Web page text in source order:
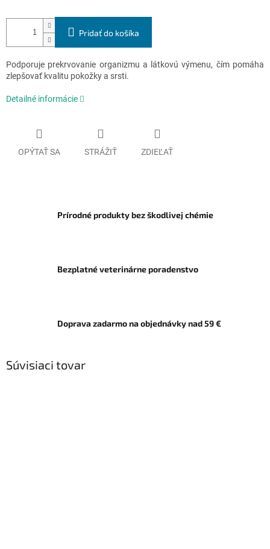
Pridať do košíka
Podporuje prekrvovanie organizmu a látkovú výmenu, čím pomáha
zlepšovať kvalitu pokožky a srsti.
Detailné informácie
OPÝTAŤ SA STRÁŽIŤ ZDIEĽAŤ
Prírodné produkty bez škodlivej chémie
Bezplatné veterinárne poradenstvo
Doprava zadarmo na objednávky nad 59 €
Súvisiaci tovar